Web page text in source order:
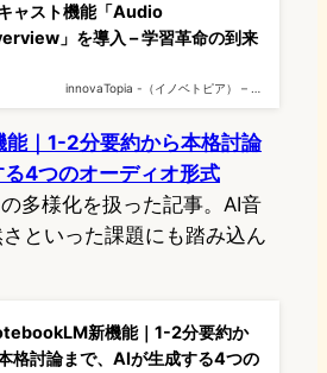
ャスト機能「Audio
」を導入 – 学習革命の到来
innovaTopia -（イノベトピア） – …
｜1-2分要約から本格討論
4つのオーディオ形式
多様化を扱った記事。AI音
といった課題にも踏み込ん
新機能｜1-2分要約か
格討論まで、AIが生成する4つの